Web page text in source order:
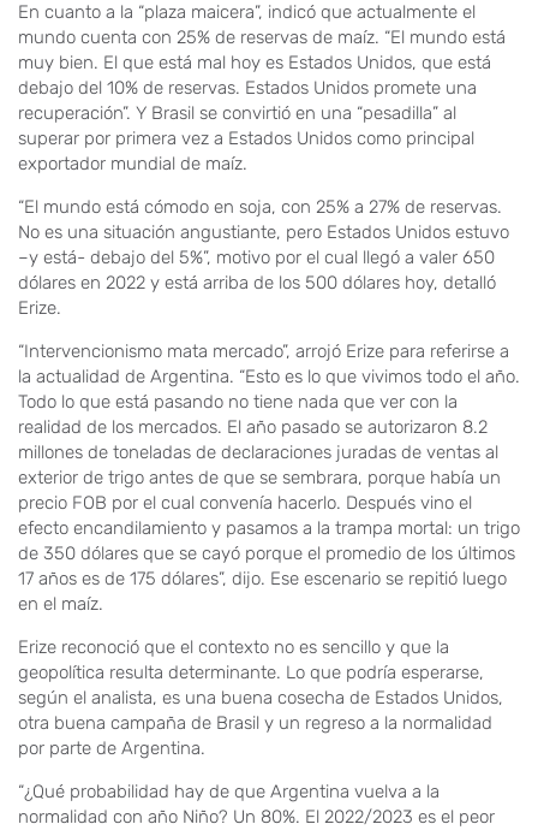
En cuanto a la “plaza maicera”, indicó que actualmente el
mundo cuenta con 25% de reservas de maíz. “El mundo está
muy bien. El que está mal hoy es Estados Unidos, que está
debajo del 10% de reservas. Estados Unidos promete una
recuperación”. Y Brasil se convirtió en una “pesadilla” al
superar por primera vez a Estados Unidos como principal
exportador mundial de maíz.
“El mundo está cómodo en soja, con 25% a 27% de reservas.
No es una situación angustiante, pero Estados Unidos estuvo
–y está- debajo del 5%”, motivo por el cual llegó a valer 650
dólares en 2022 y está arriba de los 500 dólares hoy, detalló
Erize.
“Intervencionismo mata mercado”, arrojó Erize para referirse a
la actualidad de Argentina. “Esto es lo que vivimos todo el año.
Todo lo que está pasando no tiene nada que ver con la
realidad de los mercados. El año pasado se autorizaron 8.2
millones de toneladas de declaraciones juradas de ventas al
exterior de trigo antes de que se sembrara, porque había un
precio FOB por el cual convenía hacerlo. Después vino el
efecto encandilamiento y pasamos a la trampa mortal: un trigo
de 350 dólares que se cayó porque el promedio de los últimos
17 años es de 175 dólares”, dijo. Ese escenario se repitió luego
en el maíz.
Erize reconoció que el contexto no es sencillo y que la
geopolítica resulta determinante. Lo que podría esperarse,
según el analista, es una buena cosecha de Estados Unidos,
otra buena campaña de Brasil y un regreso a la normalidad
por parte de Argentina.
“¿Qué probabilidad hay de que Argentina vuelva a la
normalidad con año Niño? Un 80%. El 2022/2023 es el peor